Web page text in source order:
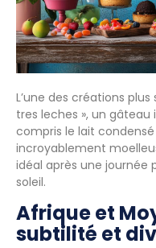
L’une des créations
tres leches », un
compris le lait
incroyablement
idéal après une journée
soleil.
Afrique et
subtilité et